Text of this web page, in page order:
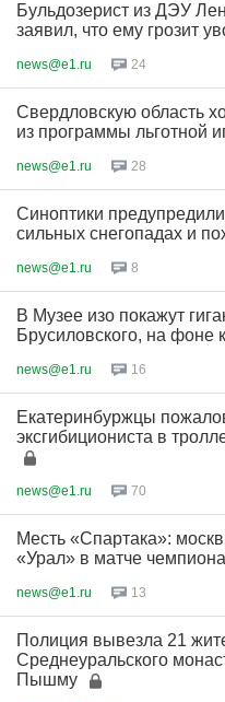
Бульдозерист из ДЭУ
заявил, что ему грозит
news@e1.ru 24
Свердловскую область
из программы льготной
news@e1.ru 28
Синоптики
сильных снегопадах и
news@e1.ru 8
В Музее изо покажут
Брусиловского, на фоне
news@e1.ru 16
Екатеринбуржцы
эксгибициониста в
news@e1.ru 70
Месть «Спартака»:
«Урал» в матче
news@e1.ru 13
Полиция вывезла 21
Среднеуральского
Пышму